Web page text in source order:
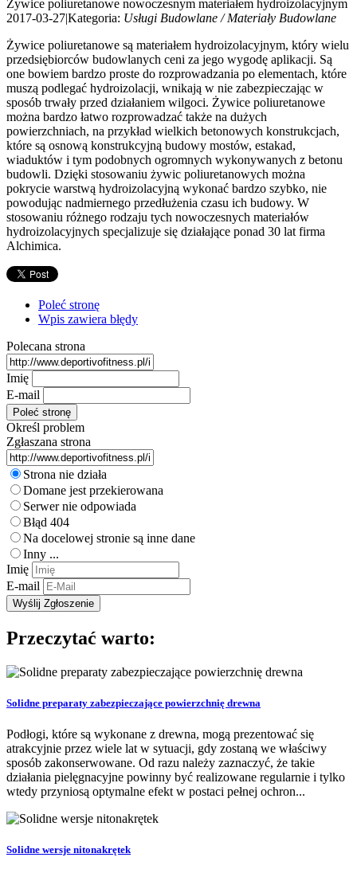
Żywice poliuretanowe nowoczesnym materiałem hydroizolacyjnym
2017-03-27|Kategoria: Usługi Budowlane / Materiały Budowlane
Żywice poliuretanowe są materiałem hydroizolacyjnym, który wielu
przedsiębiorców budowlanych ceni za jego wygodę aplikacji. Są
one bowiem bardzo proste do rozprowadzania po elementach, które
muszą podlegać hydroizolacji, wnikają w nie zabezpieczając w
sposób trwały przed działaniem wilgoci. Żywice poliuretanowe
można bardzo łatwo rozprowadzać także na dużych
powierzchniach, na przykład wielkich betonowych konstrukcjach,
które są osnową konstrukcyjną budowy mostów, estakad,
wiaduktów i tym podobnych ogromnych wykonywanych z betonu
budowli. Dzięki stosowaniu żywic poliuretanowych można
pokrycie warstwą hydroizolacyjną wykonać bardzo szybko, nie
powodując nadmiernego przedłużenia czasu ich budowy. W
stosowaniu różnego rodzaju tych nowoczesnych materiałów
hydroizolacyjnych specjalizuje się działające ponad 30 lat firma
Alchimica.
Poleć stronę
Wpis zawiera błędy
Polecana strona
Imię
E-mail
Określ problem
Zgłaszana strona
Strona nie działa
Domane jest przekierowana
Serwer nie odpowiada
Błąd 404
Na docelowej stronie są inne dane
Inny ...
Imię
E-mail
Przeczytać warto:
Solidne preparaty zabezpieczające powierzchnię drewna
Podłogi, które są wykonane z drewna, mogą prezentować się
atrakcyjnie przez wiele lat w sytuacji, gdy zostaną we właściwy
sposób zakonserwowane. Od razu należy zaznaczyć, że takie
działania pielęgnacyjne powinny być realizowane regularnie i tylko
wtedy przyniosą optymalne efekt w postaci pełnej ochron...
Solidne wersje nitonakrętek